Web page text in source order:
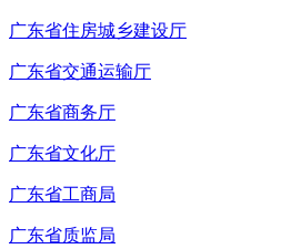
广东省住房城乡建设厅
广东省交通运输厅
广东省商务厅
广东省文化厅
广东省工商局
广东省质监局